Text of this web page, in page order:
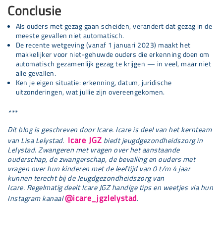
Conclusie
Als ouders met gezag gaan scheiden, verandert dat gezag in de
meeste gevallen niet automatisch.
De recente wetgeving (vanaf 1 januari 2023) maakt het
makkelijker voor niet-gehuwde ouders die erkenning doen om
automatisch gezamenlijk gezag te krijgen — in veel, maar niet
alle gevallen.
Ken je eigen situatie: erkenning, datum, juridische
uitzonderingen, wat jullie zijn overeengekomen.
***
Dit blog is geschreven door Icare. Icare is deel van het kernteam
van Lisa Lelystad. Icare JGZ biedt jeugdgezondheidszorg in
Lelystad. Zwangeren met vragen over het aanstaande
ouderschap, de zwangerschap, de bevalling en ouders met
vragen over hun kinderen met de leeftijd van 0 t/m 4 jaar
kunnen terecht bij de Jeugdgezondheidszorg van
Icare. Regelmatig deelt Icare JGZ handige tips en weetjes via hun
Instagram kanaal@icare_jgzlelystad.